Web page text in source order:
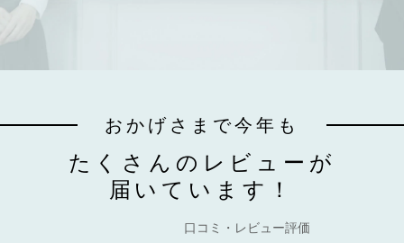
おかげさまで今年も
たくさんのレビューが
届いています！
口コミ・レビュー評価